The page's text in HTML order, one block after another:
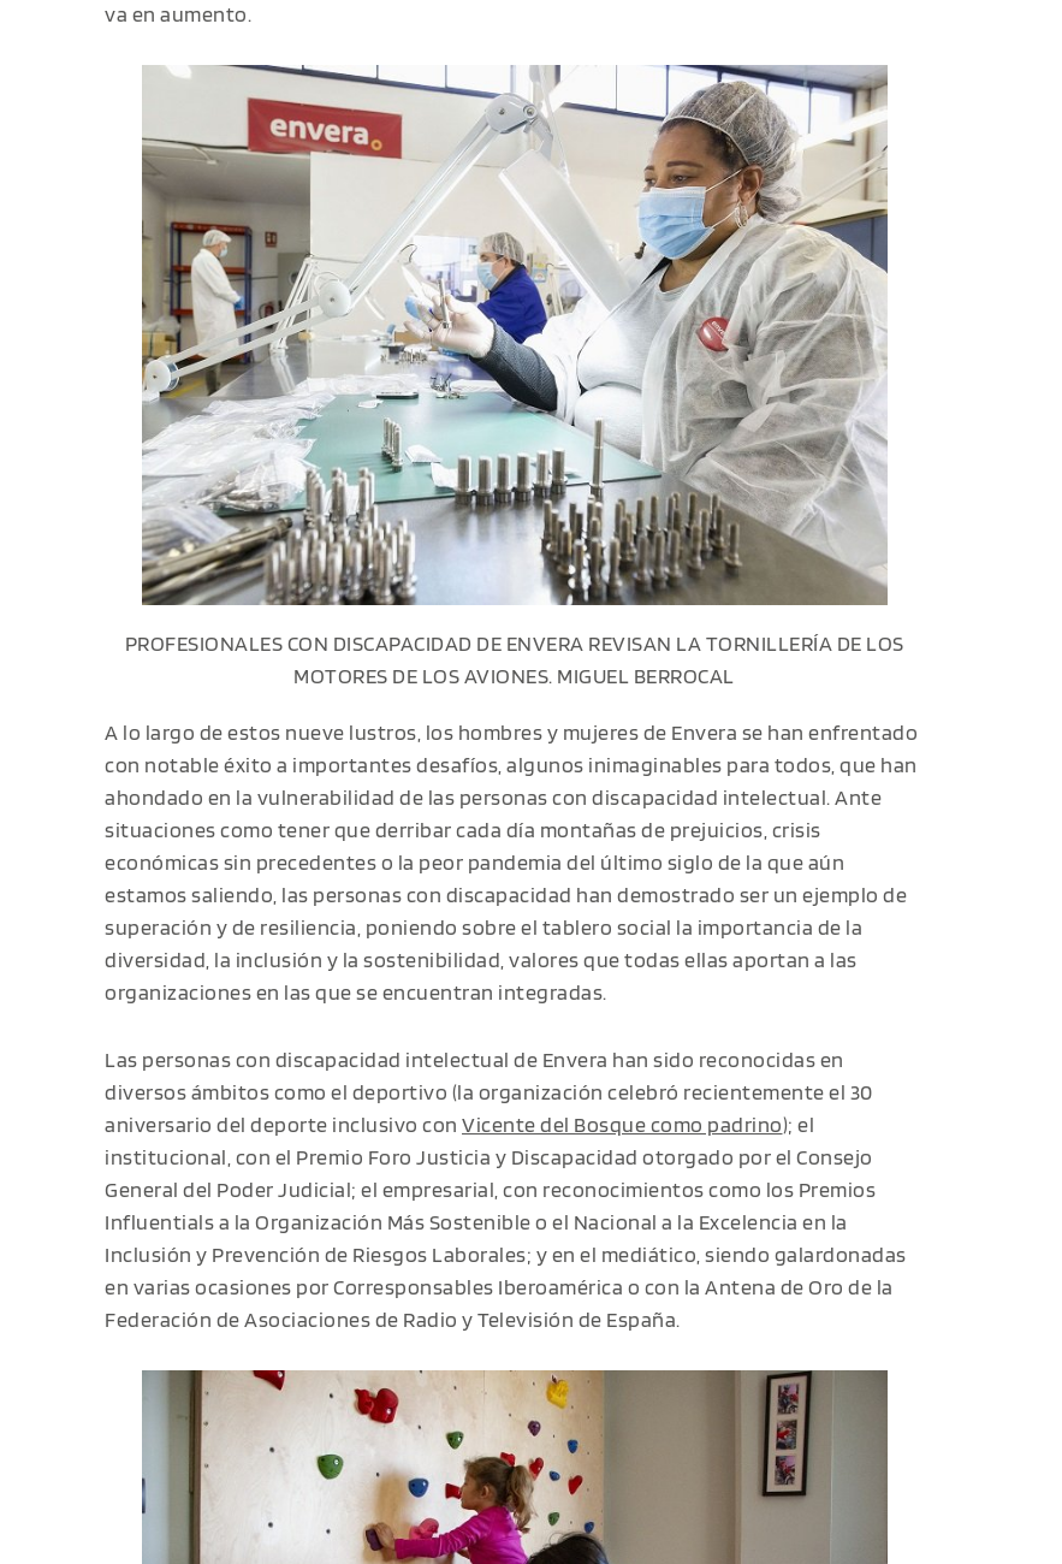
va en aumento.
PROFESIONALES CON DISCAPACIDAD DE ENVERA REVISAN LA TORNILLERÍA DE LOS
MOTORES DE LOS AVIONES. MIGUEL BERROCAL
A lo largo de estos nueve lustros, los hombres y mujeres de Envera se han enfrentado
con notable éxito a importantes desafíos, algunos inimaginables para todos, que han
ahondado en la vulnerabilidad de las personas con discapacidad intelectual. Ante
situaciones como tener que derribar cada día montañas de prejuicios, crisis
económicas sin precedentes o la peor pandemia del último siglo de la que aún
estamos saliendo, las personas con discapacidad han demostrado ser un ejemplo de
superación y de resiliencia, poniendo sobre el tablero social la importancia de la
diversidad, la inclusión y la sostenibilidad, valores que todas ellas aportan a las
organizaciones en las que se encuentran integradas.
Las personas con discapacidad intelectual de Envera han sido reconocidas en
diversos ámbitos como el deportivo (la organización celebró recientemente el 30
aniversario del deporte inclusivo con Vicente del Bosque como padrino); el
institucional, con el Premio Foro Justicia y Discapacidad otorgado por el Consejo
General del Poder Judicial; el empresarial, con reconocimientos como los Premios
Influentials a la Organización Más Sostenible o el Nacional a la Excelencia en la
Inclusión y Prevención de Riesgos Laborales; y en el mediático, siendo galardonadas
en varias ocasiones por Corresponsables Iberoamérica o con la Antena de Oro de la
Federación de Asociaciones de Radio y Televisión de España.